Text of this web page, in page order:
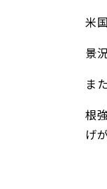
米
景
ま
根
げ